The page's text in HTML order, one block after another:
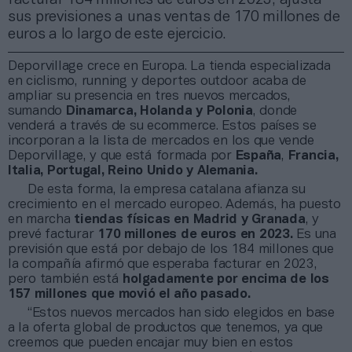
sus previsiones a unas ventas de 170 millones de
euros a lo largo de este ejercicio.
Deporvillage crece en Europa. La tienda especializada
en ciclismo, running y deportes outdoor acaba de
ampliar su presencia en tres nuevos mercados,
sumando Dinamarca, Holanda y Polonia, donde
venderá a través de su ecommerce. Estos países se
incorporan a la lista de mercados en los que vende
Deporvillage, y que está formada por España,
Francia,
Italia, Portugal, Reino Unido y Alemania.
De esta forma, la empresa catalana afianza su
crecimiento en el mercado europeo. Además, ha puesto
en marcha tiendas físicas en Madrid y Granada, y
prevé facturar 170 millones de euros en 2023. Es una
previsión que está por debajo de los 184 millones que
la compañía afirmó que esperaba facturar en 2023,
pero también está holgadamente por encima de los
157 millones que movió el año pasado.
“Estos nuevos mercados han sido elegidos en base
a la oferta global de productos que tenemos, ya que
creemos que pueden encajar muy bien en estos